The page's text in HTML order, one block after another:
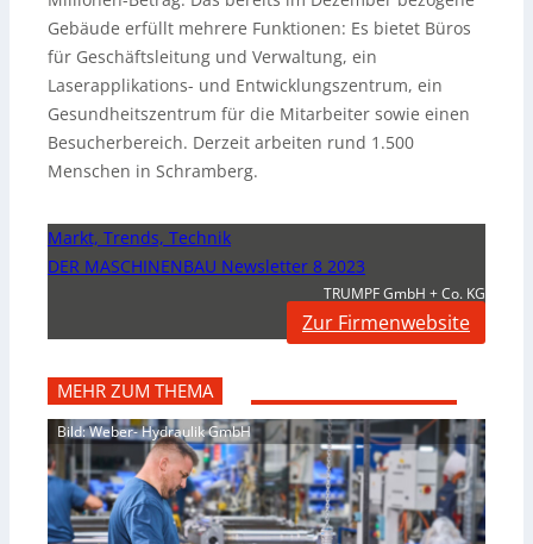
Gebäude erfüllt mehrere Funktionen: Es bietet Büros
für Geschäftsleitung und Verwaltung, ein
Laserapplikations- und Entwicklungszentrum, ein
Gesundheitszentrum für die Mitarbeiter sowie einen
Besucherbereich. Derzeit arbeiten rund 1.500
Menschen in Schramberg.
Markt, Trends, Technik
DER MASCHINENBAU Newsletter 8 2023
TRUMPF GmbH + Co. KG
Zur Firmenwebsite
MEHR ZUM THEMA
Bild: Weber- Hydraulik GmbH